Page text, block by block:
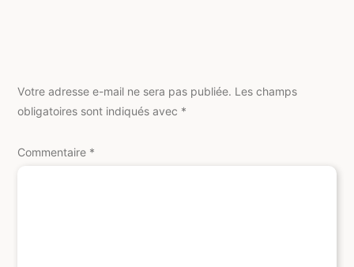
Votre adresse e-mail ne sera pas publiée. Les champs
obligatoires sont indiqués avec *
Commentaire *